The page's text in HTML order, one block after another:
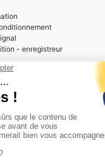
- enregistreur
et services
contrainte
sur site